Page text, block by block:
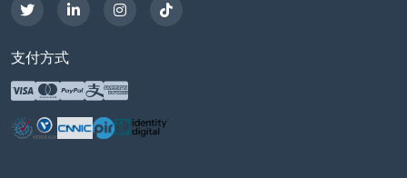
支付方式